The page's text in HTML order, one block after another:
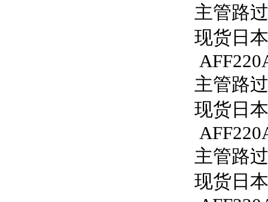
主管路
现货日
主管路
现货日
主管路
现货日